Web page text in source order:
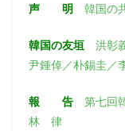
声 明 韓国の
韓国の友垣
洪彰
尹鍾倬／朴錫圭／
報 告
第七回
林 律